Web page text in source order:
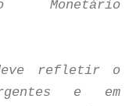
Monetário
refletir o
e em